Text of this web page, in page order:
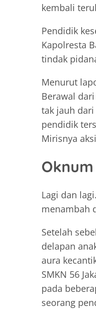
kembali
Pendidik
Kapolresta
tindak
Menurut
Berawal
tak jauh
pendidik
Mirisnya
Lagi dan
menambah
Setelah
delapan
aura
SMKN 56
pada
seorang